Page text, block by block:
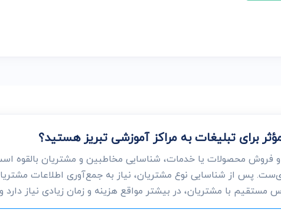
برای تبلیغات به مراکز آموزشی تبریز هستید؟
و فروش محصولات یا خدمات، شناسایی مخاطبین و مشتریان بالقوه
پس از شناسایی نوع مشتریان، نیاز به جمع‌آوری اطلاعات
مستقیم با مشتریان، در بیشتر مواقع هزینه و زمان زیادی نیاز